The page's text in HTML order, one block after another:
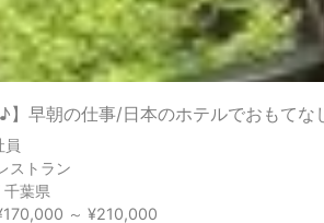
♪】早朝の仕事/日本のホテルでおもて
員
ストラン
葉県
～ ¥210,000